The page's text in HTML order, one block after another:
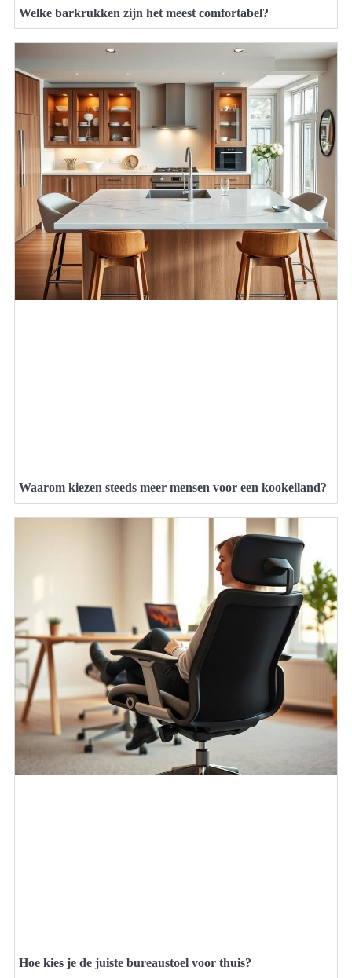
Welke barkrukken zijn het meest comfortabel?
Waarom kiezen steeds meer mensen voor een kookeiland?
Hoe kies je de juiste bureaustoel voor thuis?